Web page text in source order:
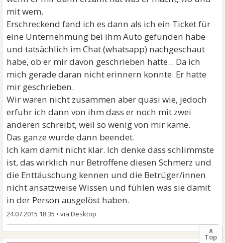
mit wem.
Erschreckend fand ich es dann als ich ein Ticket für
eine Unternehmung bei ihm Auto gefunden habe
und tatsächlich im Chat (whatsapp) nachgeschaut
habe, ob er mir davon geschrieben hatte... Da ich
mich gerade daran nicht erinnern konnte. Er hatte
mir geschrieben.
Wir waren nicht zusammen aber quasi wie, jedoch
erfuhr ich dann von ihm dass er noch mit zwei
anderen schreibt, weil so wenig von mir käme.
Das ganze wurde dann beendet.
Ich kam damit nicht klar. Ich denke dass schlimmste
ist, das wirklich nur Betroffene diesen Schmerz und
die Enttäuschung kennen und die Betrüger/innen
nicht ansatzweise Wissen und fühlen was sie damit
in der Person ausgelöst haben.
24.07.2015 18:35 •
∧
Top